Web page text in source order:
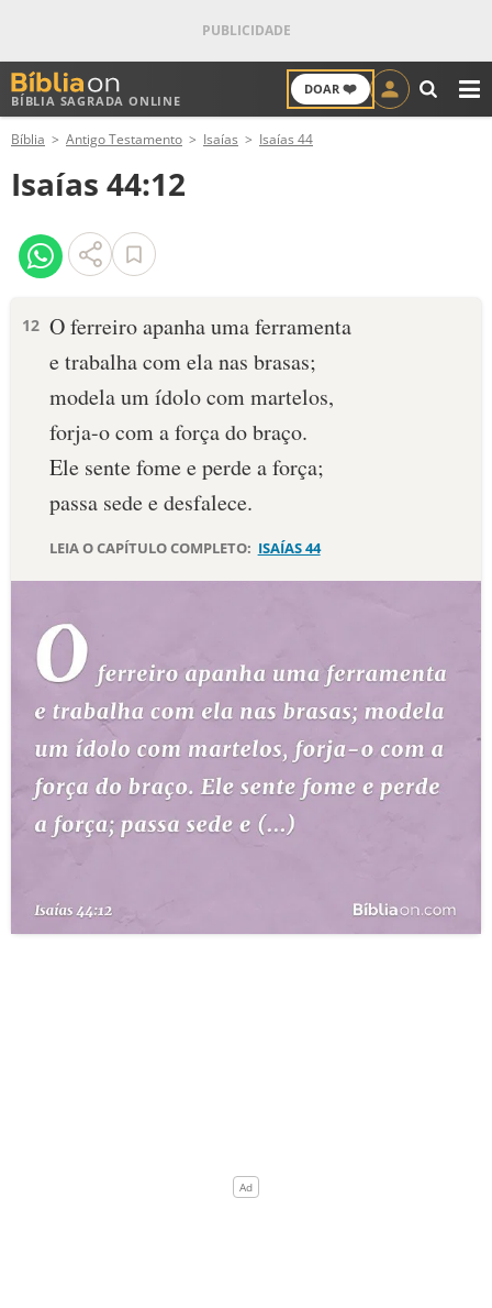
BÍBLIA SAGRADA ONLINE
DOAR ❤️
ANTIGO TESTAMENTO
NOVO TESTAMENTO
VERSÍCULOS
PALAVRA DO DIA
SALMO DO DIA
DEVOCIONAL DIÁRIO
ESBOÇOS DE PREGAÇÃO
TEMAS
PERGUNTE À BÍBLIA IA
TERMO BÍBLICO
QUEM SOMOS
Bíblia Antigo Testamento Isaías Isaías 44
Isaías 44:12
12 O ferreiro apanha uma ferramenta
e trabalha com ela nas brasas;
modela um ídolo com martelos,
forja-o com a força do braço.
Ele sente fome e perde a força;
passa sede e desfalece.
LEIA O CAPÍTULO COMPLETO: ISAÍAS 44